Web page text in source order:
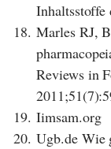
Inhaltsstoffe
18. Marles RJ,
Reviews in
19. Iimsam.org
20. Ugb.de Wie